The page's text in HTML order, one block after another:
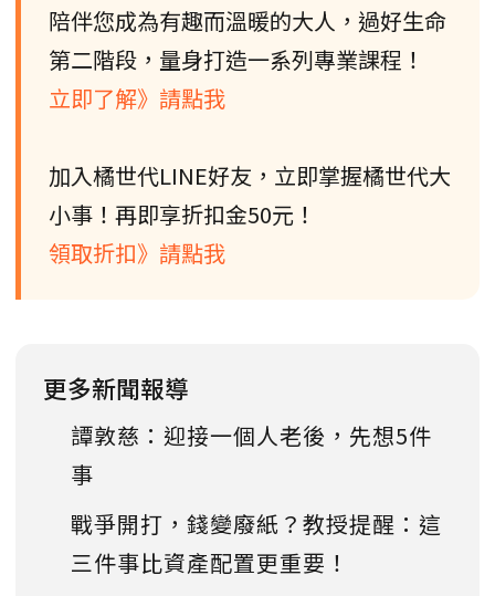
陪伴您成為有趣而溫暖的大人，過好生命
第二階段，量身打造一系列專業課程！
立即了解》請點我
加入橘世代LINE好友，立即掌握橘世代大
小事！再即享折扣金50元！
領取折扣》請點我
更多新聞報導
譚敦慈：迎接一個人老後，先想5件
事
戰爭開打，錢變廢紙？教授提醒：這
三件事比資產配置更重要！